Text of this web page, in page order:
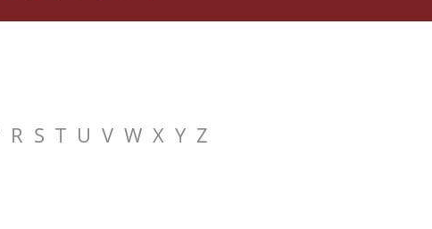
R S T U V W X Y Z